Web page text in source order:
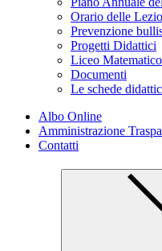
Orario delle
Prevenzione
Progetti Didattici
Liceo Matematico
Documenti
Le schede
Albo Online
Amministrazione
Contatti